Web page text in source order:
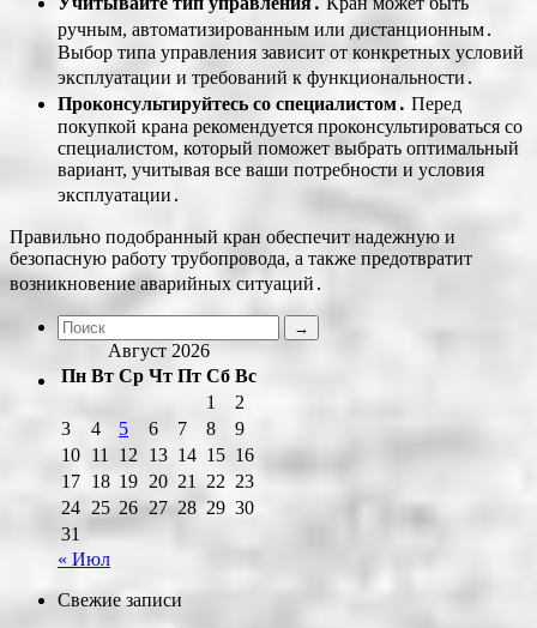
ручным, автоматизированным или дистанционным․
Выбор типа управления зависит от конкретных условий
эксплуатации и требований к функциональности․
Проконсультируйтесь со специалистом․ Перед
покупкой крана рекомендуется проконсультироваться со
специалистом, который поможет выбрать оптимальный
вариант, учитывая все ваши потребности и условия
эксплуатации․
Правильно подобранный кран обеспечит надежную и
безопасную работу трубопровода, а также предотвратит
возникновение аварийных ситуаций․
Август 2026
Пн Вт Ср Чт Пт Сб Вс
1
2
3
4 5 6 7 8
9
10 11 12 13 14 15 16
17 18 19 20 21 22 23
24 25 26 27 28 29 30
31
« Июл
Свежие записи